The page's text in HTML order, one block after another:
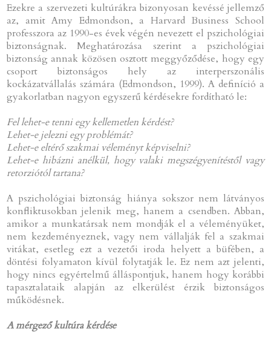
Ezekre a szervezeti kultúrákra bizonyosan kevéssé jellemző
az, amit Amy Edmondson, a Harvard Business School
professzora az 1990-es évek végén nevezett el pszichológiai
biztonságnak. Meghatározása szerint a pszichológiai
biztonság annak közösen osztott meggyőződése, hogy egy
csoport biztonságos hely az interperszonális
kockázatvállalás számára (Edmondson, 1999). A definíció a
gyakorlatban nagyon egyszerű kérdésekre fordítható le:
Fel lehet-e tenni egy kellemetlen kérdést?
Lehet-e jelezni egy problémát?
Lehet-e eltérő szakmai véleményt képviselni?
Lehet-e hibázni anélkül, hogy valaki megszégyenítéstől vagy
retorziótól tartana?
A pszichológiai biztonság hiánya sokszor nem látványos
konfliktusokban jelenik meg, hanem a csendben. Abban,
amikor a munkatársak nem mondják el a véleményüket,
nem kezdeményeznek, vagy nem vállalják fel a szakmai
vitákat, esetleg ezt a vezetői iroda helyett a büfében, a
döntési folyamaton kívül folytatják le. Ez nem azt jelenti,
hogy nincs egyértelmű álláspontjuk, hanem hogy korábbi
tapasztalataik alapján az elkerülést érzik biztonságos
működésnek.
A mérgező kultúra kérdése